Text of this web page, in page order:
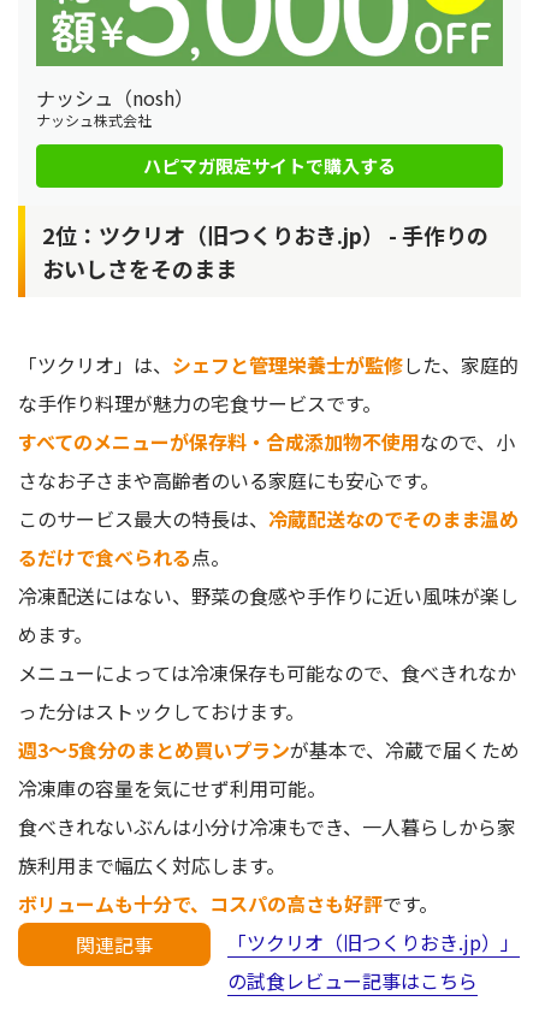
ナッシュ（nosh）
ナッシュ株式会社
ハピマガ限定サイトで購入する
2位：ツクリオ（旧つくりおき.jp） - 手作りの
おいしさをそのまま
「ツクリオ」は、 シェフと管理栄養士が監修した、家庭的
な手作り料理が魅力の宅食サービスです。
すべてのメニューが保存料・合成添加物不使用なので、小
さなお子さまや高齢者のいる家庭にも安心です。
このサービス最大の特長は、 冷蔵配送なのでそのまま温め
るだけで食べられる点。
冷凍配送にはない、野菜の食感や手作りに近い風味が楽し
めます。
メニューによっては冷凍保存も可能なので、食べきれなか
った分はストックしておけます。
週3〜5食分のまとめ買いプランが基本で、冷蔵で届くため
冷凍庫の容量を気にせず利用可能。
食べきれないぶんは小分け冷凍もでき、一人暮らしから家
族利用まで幅広く対応します。
ボリュームも十分で、コスパの高さも好評です。
関連記事
「ツクリオ（旧つくりおき.jp）」
の試食レビュー記事はこちら